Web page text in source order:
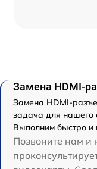
Замена HDMI-
Замена HDMI-
задача для нашего
Выполним быстро и
Позвоните нам и